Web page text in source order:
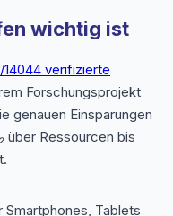
wichtig ist
14044 verifizierte
Forschungsprojekt
genauen Einsparungen
über Ressourcen bis
Smartphones, Tablets